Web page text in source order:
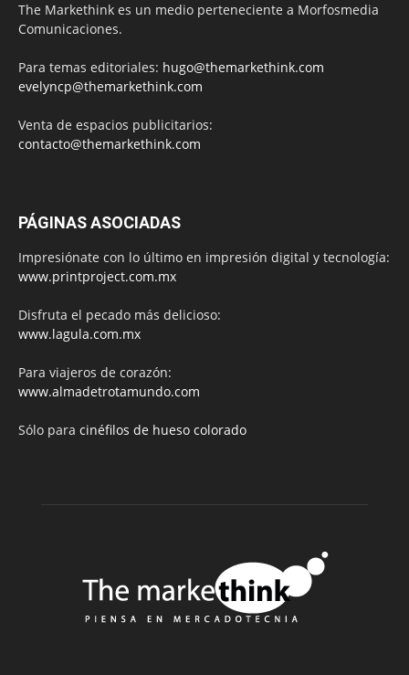
The Markethink es un medio perteneciente a Morfosmedia
Comunicaciones.
Para temas editoriales: hugo@themarkethink.com
evelyncp@themarkethink.com
Venta de espacios publicitarios:
contacto@themarkethink.com
PÁGINAS ASOCIADAS
Impresiónate con lo último en impresión digital y tecnología:
www.printproject.com.mx
Disfruta el pecado más delicioso:
www.lagula.com.mx
Para viajeros de corazón:
www.almadetrotamundo.com
Sólo para cinéfilos de hueso colorado